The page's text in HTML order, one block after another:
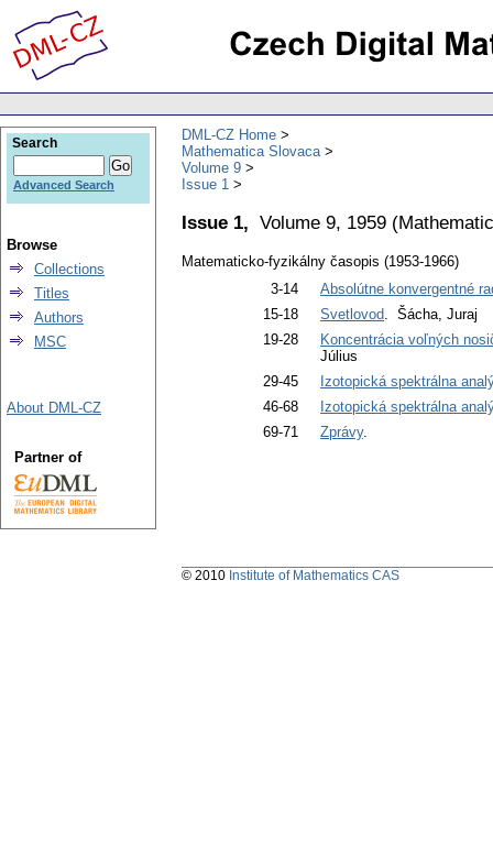
DML-CZ Home
Mathematica Slovaca
Volume 9
Issue 1
Issue 1, Volume 9, 1959 (
Matematicko-fyzikálny časopis (1953-1966)
3-14
Absolútne konvergentné
15-18
Svetlovod. Šácha, Juraj
19-28
Koncentrácia voľných
Július
29-45
Izotopická spektrálna
46-68
Izotopická spektrálna
69-71
Zprávy.
Search
Advanced Search
Browse
Collections
Titles
Authors
MSC
About DML-CZ
Partner of
© 2010 Institute of Mathematics CAS